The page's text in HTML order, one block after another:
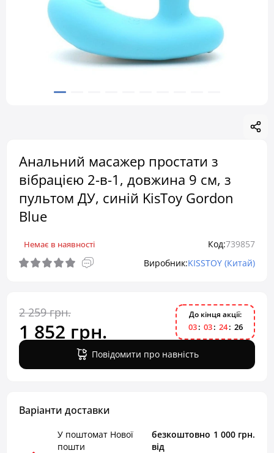
Анальний масажер простати з
вібрацією 2-в-1, довжина 9 см, з
пультом ДУ, синій KisToy Gordon
Blue
Немає в наявності Код:739857
Виробник:KISSTOY (Китай)
2 259 грн.
1 852 грн.
До кінця акції:
03 03 24 25
Повідомити про навність
Варіанти доставки
У поштомат Нової
пошти
безкоштовно
від
1 000 грн.